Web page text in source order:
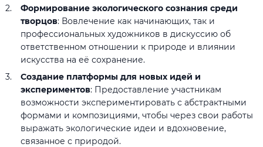
Формирование экологического сознания среди
творцов: Вовлечение как начинающих, так и
профессиональных художников в дискуссию об
ответственном отношении к природе и влиянии
искусства на её сохранение.
Создание платформы для новых идей и
экспериментов: Предоставление участникам
возможности экспериментировать с абстрактными
формами и композициями, чтобы через свои работы
выражать экологические идеи и вдохновение,
связанное с природой.